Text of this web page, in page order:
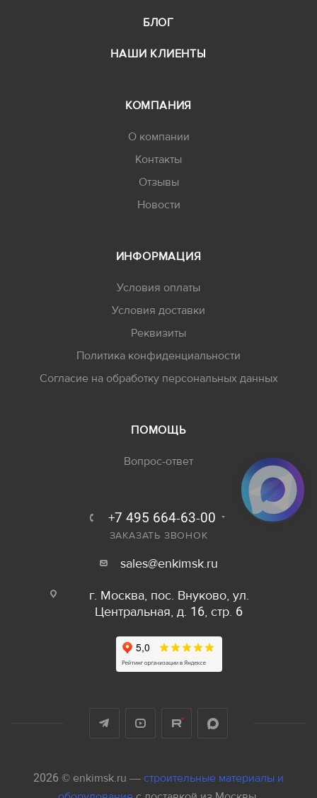
БЛОГ
НАШИ КЛИЕНТЫ
КОМПАНИЯ
О компании
Контакты
Отзывы
Новости
ИНФОРМАЦИЯ
Условия оплаты
Условия доставки
Реквизиты
Политика конфиденциальности
Согласие на обработку персональных данных
ПОМОЩЬ
Вопрос-ответ
+7 495 664-63-00
ЗАКАЗАТЬ ЗВОНОК
sales@enkimsk.ru
г. Москва, пос. Внуково, ул.
Центральная, д. 16, стр. 6
2026 © enkimsk.ru — строительные материалы и